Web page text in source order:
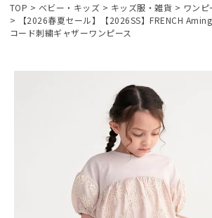
TOP ベビー・キッズ キッズ服・雑貨
ワンピ
【2026春夏セール】【2026SS】FRENCH
コード刺繍ギャザーワンピース